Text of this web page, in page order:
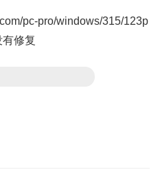
pc-pro/windows/315/123p
修复